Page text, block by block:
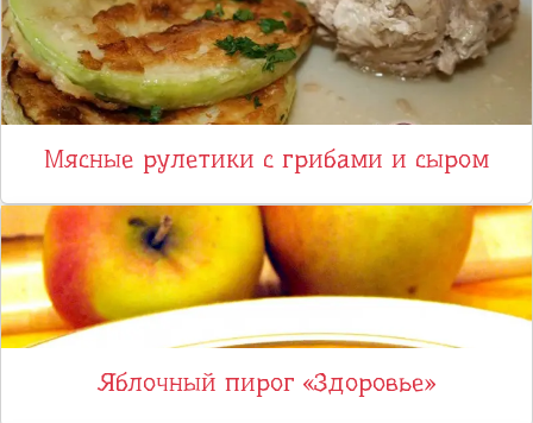
Мясные рулетики с грибами и сыром
Яблочный пирог «Здоровье»